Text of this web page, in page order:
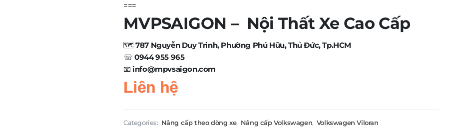
===
MVPSAIGON – Nội Thất Xe Cao Cấp
🗺️787 Nguyễn Duy Trinh, Phường Phú Hữu, Thủ Đức, Tp.HCM
☏0944 955 965
📧info@mpvsaigon.com
Liên hệ
Categories: Nâng cấp theo dòng xe, Nâng cấp Volkswagen, Volkswagen Viloran